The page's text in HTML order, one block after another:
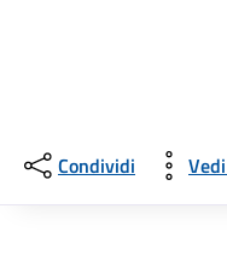
Condividi